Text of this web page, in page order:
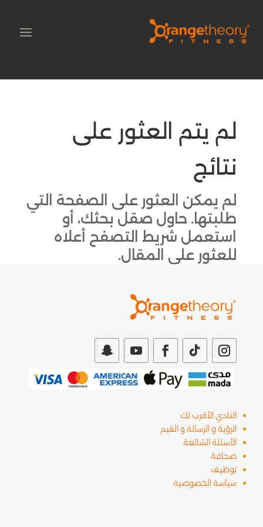
لم يتم العثور على
نتائج
لم يمكن العثور على الصفحة التي
طلبتها. حاول صقل بحثك، أو
استعمل شريط التصفح أعلاه
للعثور على المقال.
النادي الأقرب لك
الرؤية و الرسالة و القيم
الأسئلة الشائعة
صحافة
توظيف
سياسة الخصوصية